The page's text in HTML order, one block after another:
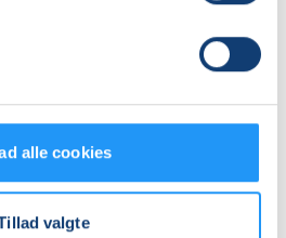
alle cookies
valgte